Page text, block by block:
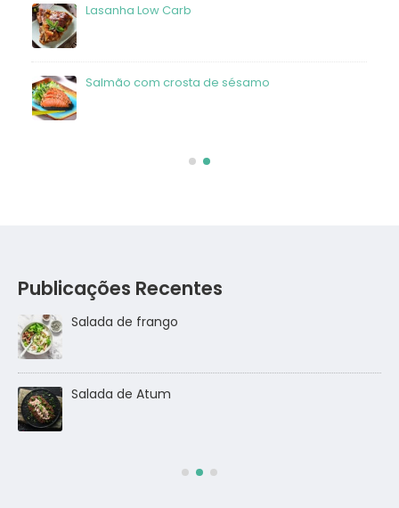
Lasanha Low Carb
Salmão com crosta de sésamo
Publicações Recentes
Salada de frango
Salada de Atum